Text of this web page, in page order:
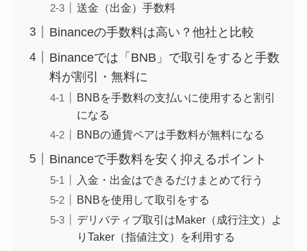
送金（出金）手数料
Binanceの手数料は高い？他社と比較
Binanceでは「BNB」で取引をすると手数
料が割引・無料に
BNBを手数料の支払いに使用すると割引
になる
BNBの通貨ペアは手数料が無料になる
Binanceで手数料を安く抑えるポイント
入金・出金はできるだけまとめて行う
BNBを使用して取引をする
デリバティブ取引はMaker（成行注文）よ
りTaker（指値注文）を利用する